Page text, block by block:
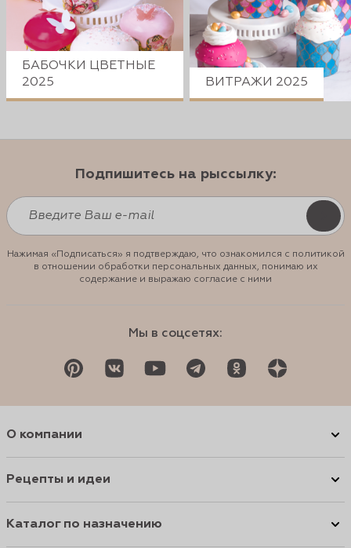
БАБОЧКИ ЦВЕТНЫЕ
2025
ВИТРАЖИ 2025
Подпишитесь на рыссылку:
Нажимая «Подписаться» я подтверждаю, что ознакомился с политикой
в отношении обработки персональных данных, понимаю их
содержание и выражаю согласие с ними
Мы в соцсетях:
О компании
Рецепты и идеи
Каталог по назначению